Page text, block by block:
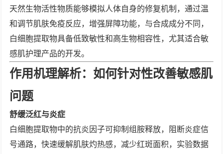
天然生物活性物质能够模拟人体自身的修复机制，通过温
和调节肌肤免疫反应，增强屏障功能，与合成成分不同，
白细胞提取物具备低致敏性和高生物相容性，尤其适合敏
感肌护理产品的开发。
作用机理解析：如何针对性改善敏感肌
问题
舒缓泛红与炎症
白细胞提取物中的抗炎因子可抑制组胺释放，阻断炎症信
号通路，快速缓解肌肤灼热感，减少红斑面积，实验数据